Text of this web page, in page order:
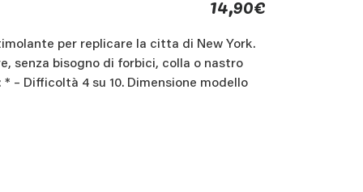
per replicare la citta di New York.
senza bisogno di forbici, colla o nastro
– Difficoltà 4 su 10. Dimensione modello